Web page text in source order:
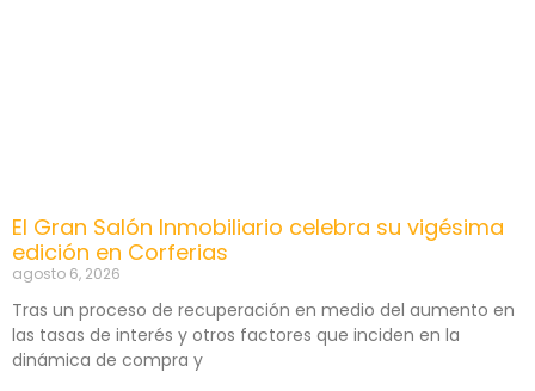
El Gran Salón Inmobiliario celebra su vigésima
edición en Corferias
agosto 6, 2026
Tras un proceso de recuperación en medio del aumento en
las tasas de interés y otros factores que inciden en la
dinámica de compra y